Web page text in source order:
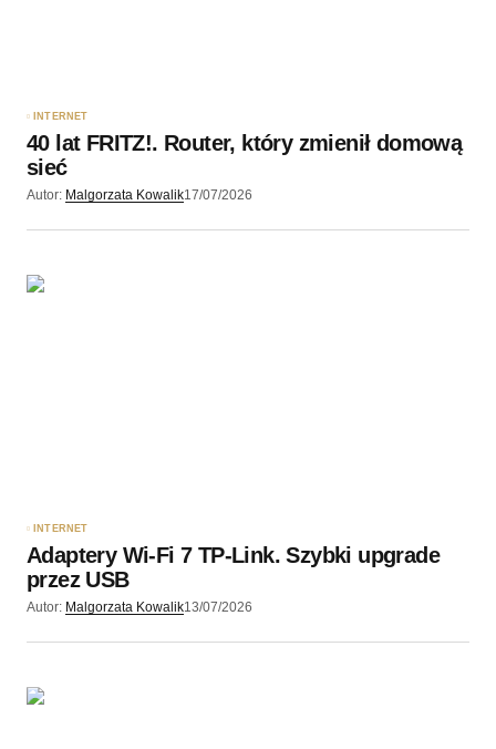
INTERNET
40 lat FRITZ!. Router, który zmienił domową
sieć
Autor: Malgorzata Kowalik17/07/2026
INTERNET
Adaptery Wi-Fi 7 TP-Link. Szybki upgrade
przez USB
Autor: Malgorzata Kowalik13/07/2026